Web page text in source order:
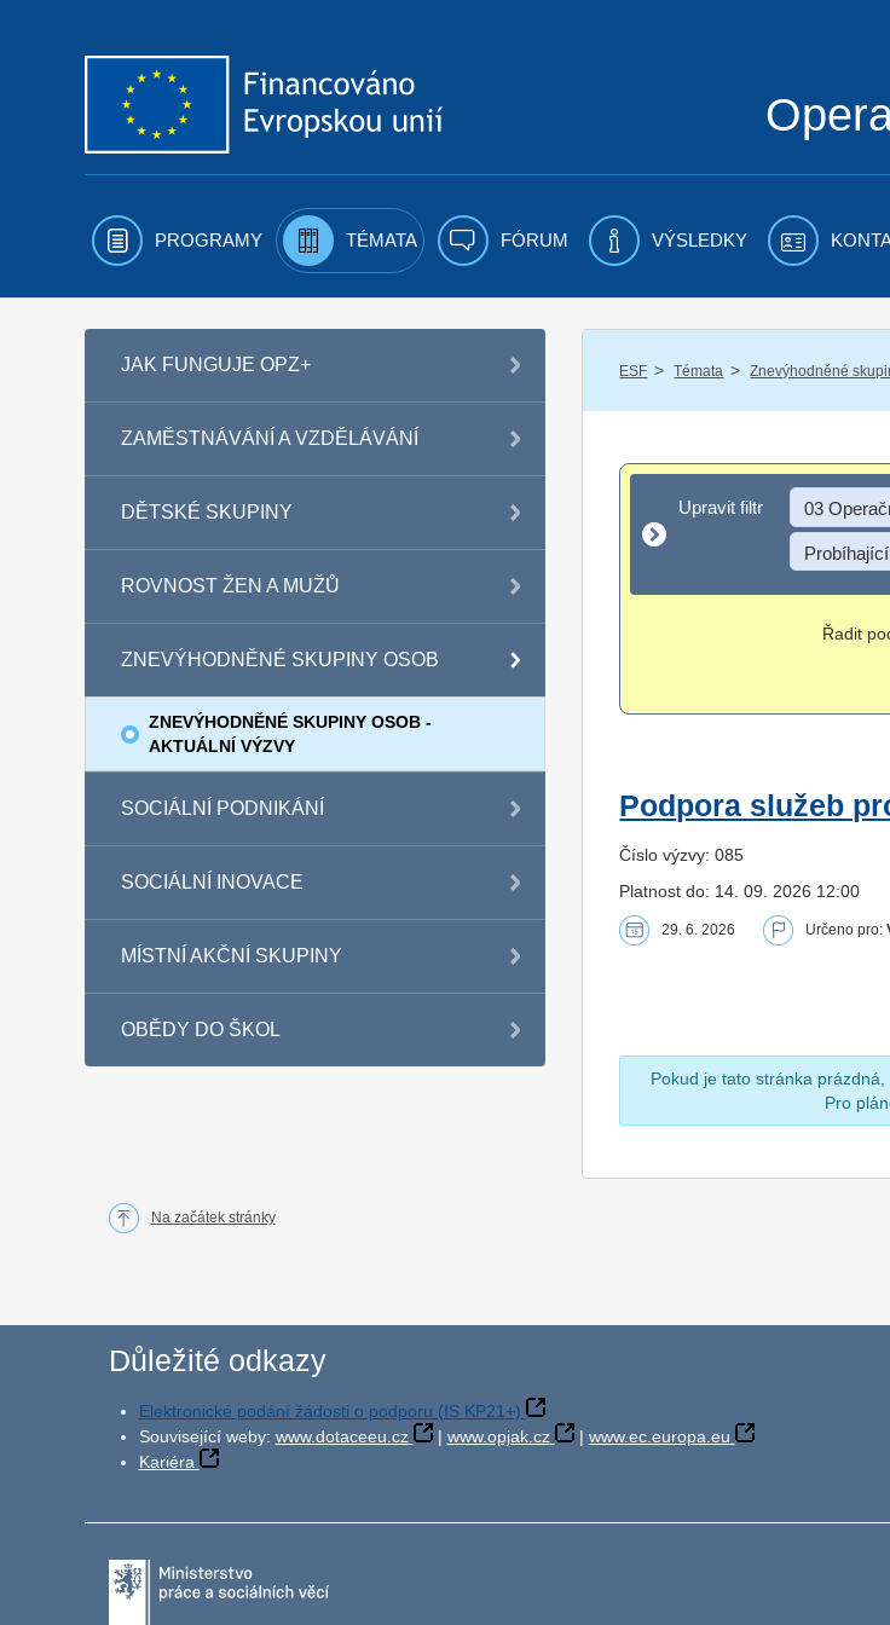
PROGRAMY TÉMATA FÓRUM VÝSLEDKY
JAK FUNGUJE OPZ+
ZAMĚSTNÁVÁNÍ A VZDĚLÁVÁNÍ
DĚTSKÉ SKUPINY
ROVNOST ŽEN A MUŽŮ
ZNEVÝHODNĚNÉ SKUPINY OSOB
ZNEVÝHODNĚNÉ SKUPINY OSOB -
AKTUÁLNÍ VÝZVY
SOCIÁLNÍ PODNIKÁNÍ
SOCIÁLNÍ INOVACE
MÍSTNÍ AKČNÍ SKUPINY
OBĚDY DO ŠKOL
ESF / Témata / Znevýhodněné
Upravit filtr
Upravit filtr 03
Řadit
Podpora služeb
Číslo výzvy: 085
Platnost do: 14. 09. 2026 12:00
29. 6. 2026 Určeno pro:
Pokud je tato stránka
Pro
Na začátek stránky
Důležité odkazy
Elektronické podání žádosti o podporu (IS KP21+)
Související weby: www.dotaceeu.cz | www.opjak.cz | www.ec.europa.eu
Kariéra